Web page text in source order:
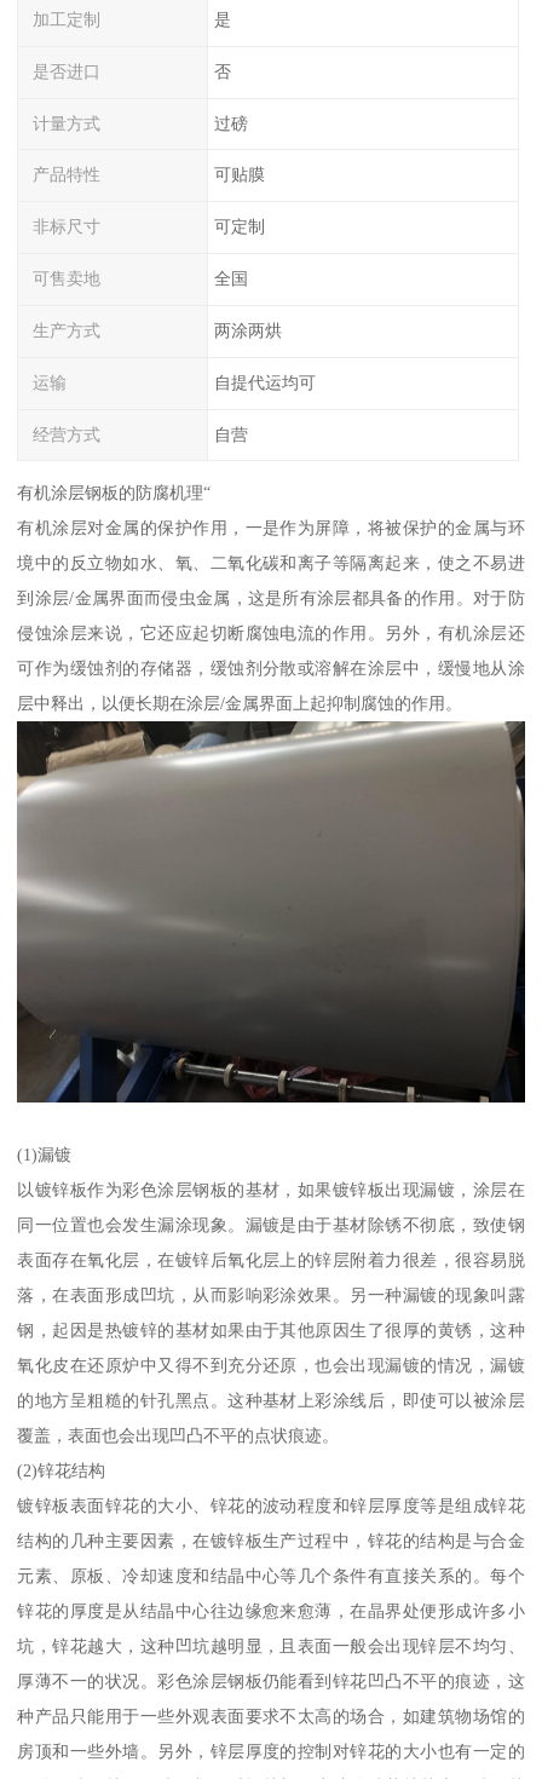
加工定制 是
是否进口 否
计量方式 过磅
产品特性 可贴膜
非标尺寸 可定制
可售卖地 全国
生产方式 两涂两烘
运输 自提代运均可
经营方式 自营
有机涂层钢板的防腐机理“
有机涂层对金属的保护作用，一是作为屏障，将被保护的金属与环
境中的反立物如水、氧、二氧化碳和离子等隔离起来，使之不易进
到涂层/金属界面而侵虫金属，这是所有涂层都具备的作用。对于防
侵蚀涂层来说，它还应起切断腐蚀电流的作用。另外，有机涂层还
可作为缓蚀剂的存储器，缓蚀剂分散或溶解在涂层中，缓慢地从涂
层中释出，以便长期在涂层/金属界面上起抑制腐蚀的作用。
(1)漏镀
以镀锌板作为彩色涂层钢板的基材，如果镀锌板出现漏镀，涂层在
同一位置也会发生漏涂现象。漏镀是由于基材除锈不彻底，致使钢
表面存在氧化层，在镀锌后氧化层上的锌层附着力很差，很容易脱
落，在表面形成凹坑，从而影响彩涂效果。另一种漏镀的现象叫露
钢，起因是热镀锌的基材如果由于其他原因生了很厚的黄锈，这种
氧化皮在还原炉中又得不到充分还原，也会出现漏镀的情况，漏镀
的地方呈粗糙的针孔黑点。这种基材上彩涂线后，即使可以被涂层
覆盖，表面也会出现凹凸不平的点状痕迹。
(2)锌花结构
镀锌板表面锌花的大小、锌花的波动程度和锌层厚度等是组成锌花
结构的几种主要因素，在镀锌板生产过程中，锌花的结构是与合金
元素、原板、冷却速度和结晶中心等几个条件有直接关系的。每个
锌花的厚度是从结晶中心往边缘愈来愈薄，在晶界处便形成许多小
坑，锌花越大，这种凹坑越明显，且表面一般会出现锌层不均匀、
厚薄不一的状况。彩色涂层钢板仍能看到锌花凹凸不平的痕迹，这
种产品只能用于一些外观表面要求不太高的场合，如建筑物场馆的
房顶和一些外墙。另外，锌层厚度的控制对锌花的大小也有一定的